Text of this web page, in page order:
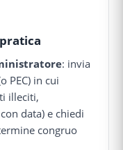
: invia
PEC) in cui
illeciti,
data) e chiedi
congruo